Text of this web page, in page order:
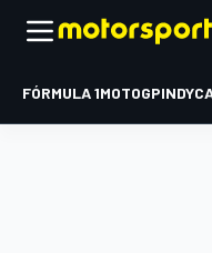
FÓRMULA 1MOTOGP